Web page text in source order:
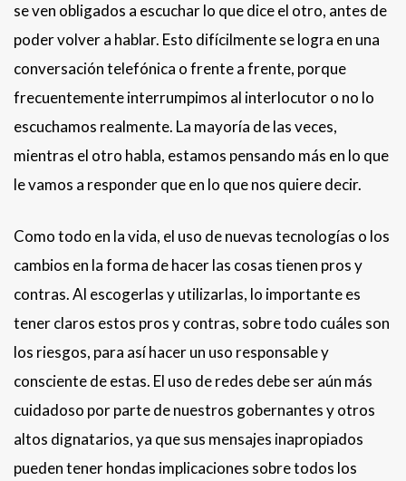
se ven obligados a escuchar lo que dice el otro, antes de
poder volver a hablar. Esto difícilmente se logra en una
conversación telefónica o frente a frente, porque
frecuentemente interrumpimos al interlocutor o no lo
escuchamos realmente. La mayoría de las veces,
mientras el otro habla, estamos pensando más en lo que
le vamos a responder que en lo que nos quiere decir.
Como todo en la vida, el uso de nuevas tecnologías o los
cambios en la forma de hacer las cosas tienen pros y
contras. Al escogerlas y utilizarlas, lo importante es
tener claros estos pros y contras, sobre todo cuáles son
los riesgos, para así hacer un uso responsable y
consciente de estas. El uso de redes debe ser aún más
cuidadoso por parte de nuestros gobernantes y otros
altos dignatarios, ya que sus mensajes inapropiados
pueden tener hondas implicaciones sobre todos los